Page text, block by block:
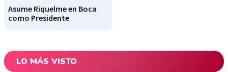
Asume Riquelme en Boca
como Presidente
LO MÁS VISTO